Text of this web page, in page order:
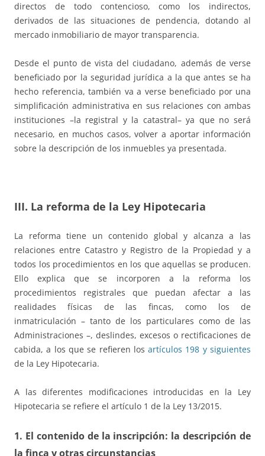
directos de todo contencioso, como los indirectos,
derivados de las situaciones de pendencia, dotando al
mercado inmobiliario de mayor transparencia.
Desde el punto de vista del ciudadano, además de verse
beneficiado por la seguridad jurídica a la que antes se ha
hecho referencia, también va a verse beneficiado por una
simplificación administrativa en sus relaciones con ambas
instituciones –la registral y la catastral– ya que no será
necesario, en muchos casos, volver a aportar información
sobre la descripción de los inmuebles ya presentada.
III. La reforma de la Ley Hipotecaria
La reforma tiene un contenido global y alcanza a las
relaciones entre Catastro y Registro de la Propiedad y a
todos los procedimientos en los que aquellas se producen.
Ello explica que se incorporen a la reforma los
procedimientos registrales que puedan afectar a las
realidades físicas de las fincas, como los de
inmatriculación – tanto de los particulares como de las
Administraciones –, deslindes, excesos o rectificaciones de
cabida, a los que se refieren losartículos 198 y siguientes
de la Ley Hipotecaria.
A las diferentes modificaciones introducidas en la Ley
Hipotecaria se refiere el artículo 1 de la Ley 13/2015.
1. El contenido de la inscripción: la descripción de
la finca y otras circunstancias